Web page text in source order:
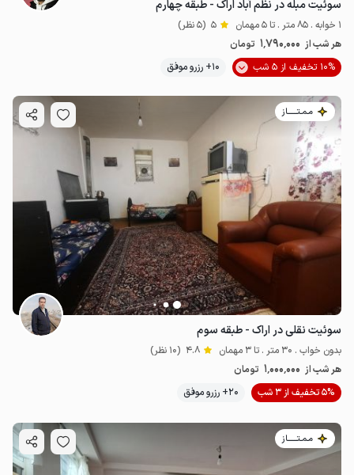
سوئیت مبله در نظم آباد اراک - طبقه چهارم
1 خوابه . 85 متر . تا 5 مهمان 5 (5 نظر)
هر شب از 1٬790٬000 تومان
10% تخفیف از 5 شب
10+ رزرو موفق
مـمـتــــــاز
سوئیت نقلی در اراک - طبقه سوم
بدون خواب . 30 متر . تا 3 مهمان 4.8 (10 نظر)
هر شب از 1٬000٬000 تومان
5% تخفیف از 3 شب
20+ رزرو موفق
مـمـتــــــاز